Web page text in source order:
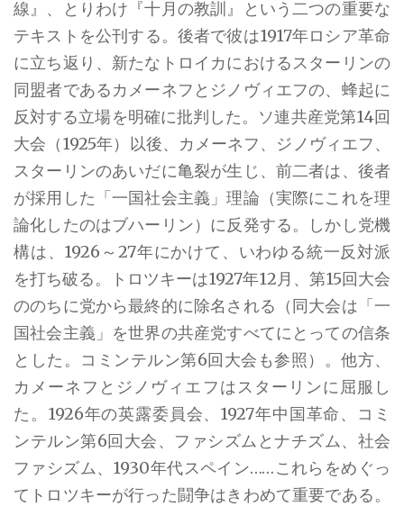
線』、とりわけ『十月の教訓』という二つの重要な
テキストを公刊する。後者で彼は1917年ロシア革命
に立ち返り、新たなトロイカにおけるスターリンの
同盟者であるカメーネフとジノヴィエフの、蜂起に
反対する立場を明確に批判した。ソ連共産党第14回
大会（1925年）以後、カメーネフ、ジノヴィエフ、
スターリンのあいだに亀裂が生じ、前二者は、後者
が採用した「一国社会主義」理論（実際にこれを理
論化したのはブハーリン）に反発する。しかし党機
構は、1926～27年にかけて、いわゆる統一反対派
を打ち破る。トロツキーは1927年12月、第15回大会
ののちに党から最終的に除名される（同大会は「一
国社会主義」を世界の共産党すべてにとっての信条
とした。コミンテルン第6回大会も参照）。他方、
カメーネフとジノヴィエフはスターリンに屈服し
た。1926年の英露委員会、1927年中国革命、コミ
ンテルン第6回大会、ファシズムとナチズム、社会
ファシズム、1930年代スペイン……これらをめぐっ
てトロツキーが行った闘争はきわめて重要である。